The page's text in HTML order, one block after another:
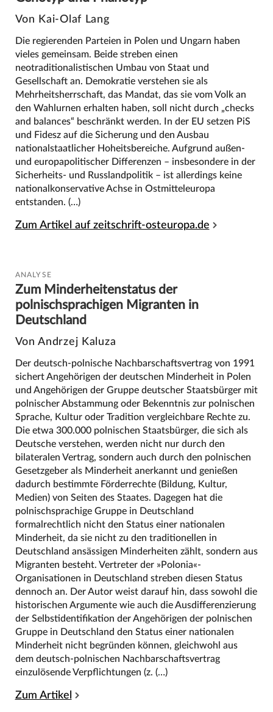
Von Kai-Olaf Lang
Die regierenden Parteien in Polen und Ungarn haben
vieles gemeinsam. Beide streben einen
neotraditionalistischen Umbau von Staat und
Gesellschaft an. Demokratie verstehen sie als
Mehrheitsherrschaft, das Mandat, das sie vom Volk an
den Wahlurnen erhalten haben, soll nicht durch „checks
and balances“ beschränkt werden. In der EU setzen PiS
und Fidesz auf die Sicherung und den Ausbau
nationalstaatlicher Hoheitsbereiche. Aufgrund außen-
und europapolitischer Differenzen – insbesondere in der
Sicherheits- und Russlandpolitik – ist allerdings keine
nationalkonservative Achse in Ostmitteleuropa
entstanden. (…)
Zum Artikel auf zeitschrift-osteuropa.de
ANALYSE
Zum Minderheitenstatus der
polnischsprachigen Migranten in
Deutschland
Von Andrzej Kaluza
Der deutsch-polnische Nachbarschaftsvertrag von 1991
sichert Angehörigen der deutschen Minderheit in Polen
und Angehörigen der Gruppe deutscher Staatsbürger mit
polnischer Abstammung oder Bekenntnis zur polnischen
Sprache, Kultur oder Tradition vergleichbare Rechte zu.
Die etwa 300.000 polnischen Staatsbürger, die sich als
Deutsche verstehen, werden nicht nur durch den
bilateralen Vertrag, sondern auch durch den polnischen
Gesetzgeber als Minderheit anerkannt und genießen
dadurch bestimmte Förderrechte (Bildung, Kultur,
Medien) von Seiten des Staates. Dagegen hat die
polnischsprachige Gruppe in Deutschland
formalrechtlich nicht den Status einer nationalen
Minderheit, da sie nicht zu den traditionellen in
Deutschland ansässigen Minderheiten zählt, sondern aus
Migranten besteht. Vertreter der »Polonia«-
Organisationen in Deutschland streben diesen Status
dennoch an. Der Autor weist darauf hin, dass sowohl die
historischen Argumente wie auch die Ausdifferenzierung
der Selbstidentifikation der Angehörigen der polnischen
Gruppe in Deutschland den Status einer nationalen
Minderheit nicht begründen können, gleichwohl aus
dem deutsch-polnischen Nachbarschaftsvertrag
einzulösende Verpflichtungen (z. (…)
Zum Artikel